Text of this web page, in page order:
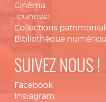
Cinéma
Jeunesse
Collections
Bibliothèque
SUIVEZ NOUS !
Facebook
Instagram